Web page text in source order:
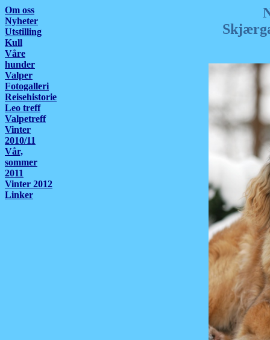
Om oss
Nyheter
Utstilling
Kull
Våre
hunder
Valper
Fotogalleri
Reisehistorie
Leo treff
Valpetreff
Vinter
2010/11
Vår,
sommer
2011
Vinter 2012
Linker